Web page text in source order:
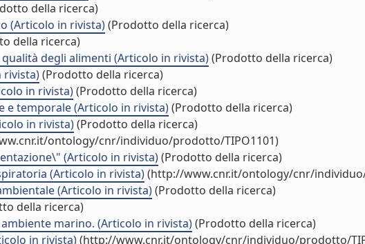
della ricerca)
(Articolo in rivista)(Prodotto della ricerca)
della ricerca)
degli alimenti (Articolo in rivista)(Prodotto della ricerca)
rivista)(Prodotto della ricerca)
in rivista)(Prodotto della ricerca)
e temporale (Articolo in rivista)(Prodotto della ricerca)
in rivista)(Prodotto della ricerca)
ontology/cnr/individuo/prodotto/TIPO1101)
(Articolo in rivista)(Prodotto della ricerca)
(Articolo in rivista)(http://www.cnr.it/ontology/cnr/
(Articolo in rivista)(Prodotto della ricerca)
della ricerca)
marino. (Articolo in rivista)(Prodotto della ricerca)
in rivista)(http://www.cnr.it/ontology/cnr/individuo/prodotto/